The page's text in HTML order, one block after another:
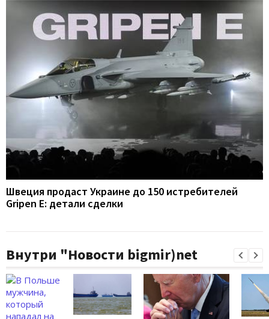
Швеция продаст Украине до 150 истребителей
Gripen E: детали сделки
Внутри "Новости bigmir)net